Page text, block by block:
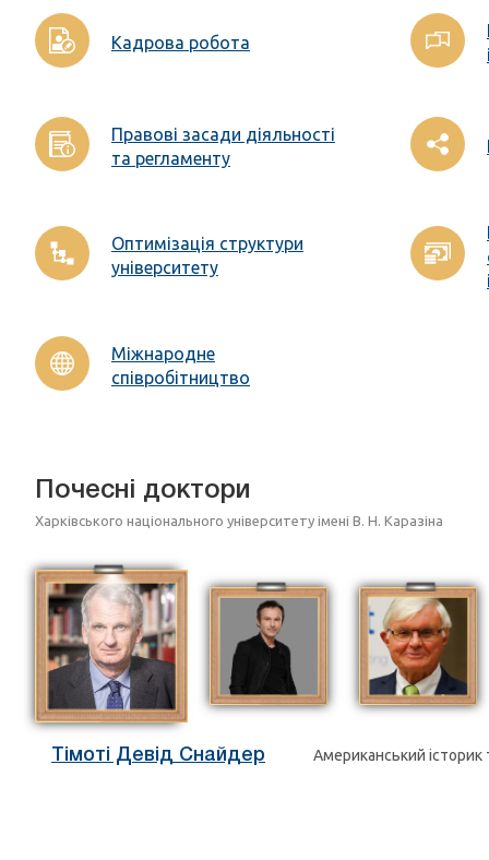
Кадрова робота
Правові засади діяльності
та регламенту
Оптимізація структури
університету
Міжнародне
співробітництво
Почесні доктори
Харківського національного університету імені В. Н. Каразіна
Тімоті Девід Снайдер Американський